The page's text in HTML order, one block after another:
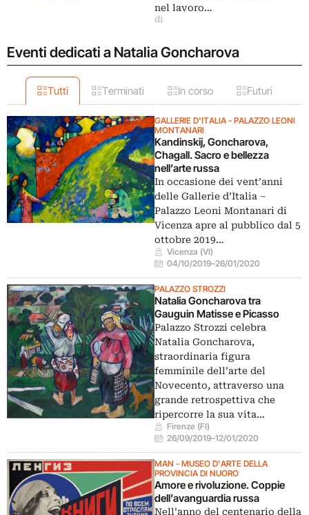
nel lavoro…
di
Eventi dedicati a Natalia Goncharova
Tutti Terminati In corso Futuri
GALLERIE D'ITALIA - PALAZZO LEONI
MONTANARI
Kandinskij, Goncharova,
Chagall. Sacro e bellezza
nell’arte russa
In occasione dei vent’anni
delle Gallerie d’Italia –
Palazzo Leoni Montanari di
Vicenza apre al pubblico dal 5
ottobre 2019…
Vicenza (VI)
04/10/2019–26/01/2020
PALAZZO STROZZI
Natalia Goncharova tra
Gauguin Matisse e Picasso
Palazzo Strozzi celebra
Natalia Goncharova,
straordinaria figura
femminile dell’arte del
Novecento, attraverso una
grande retrospettiva che
ripercorre la sua vita…
Firenze (FI)
26/09/2019–12/01/2020
MAN - MUSEO D'ARTE DELLA
PROVINCIA DI NUORO
Amore e rivoluzione. Coppie
dell’avanguardia russa
Nell’anno del centenario della